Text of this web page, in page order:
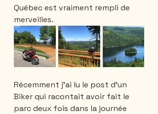
Québec est vraiment rempli de
merveilles.
Récemment j’ai lu le post d’un
Biker qui racontait avoir fait le
parc deux fois dans la journée